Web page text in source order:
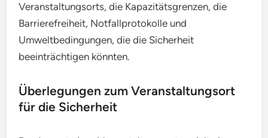
Veranstaltungsorts, die Kapazitätsgrenzen, die
Barrierefreiheit, Notfallprotokolle und
Umweltbedingungen, die die Sicherheit
beeinträchtigen könnten.
Überlegungen zum Veranstaltungsort
für die Sicherheit